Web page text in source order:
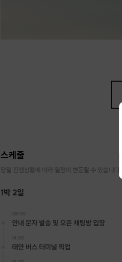
스케줄
당일 진행상황에 따라 일정이 변동될 수 있습니다.
1박 2일
08:00
안내 문자 발송 및 오픈 채팅방 입장
14:30
태안 버스 터미널 픽업